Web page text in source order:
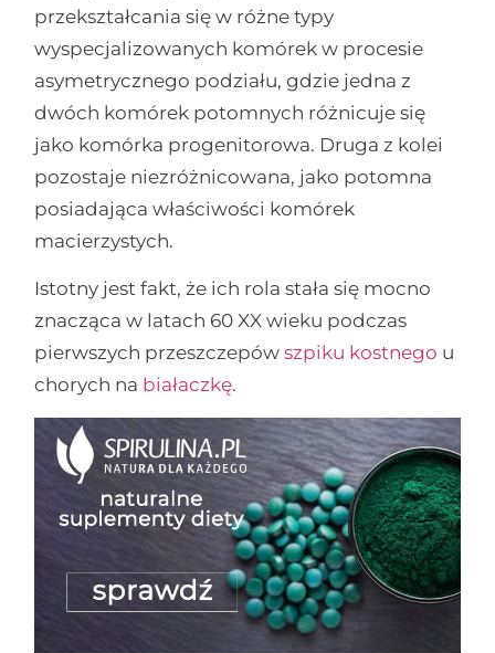
przekształcania się w różne typy
wyspecjalizowanych komórek w procesie
asymetrycznego podziału, gdzie jedna z
dwóch komórek potomnych różnicuje się
jako komórka progenitorowa. Druga z kolei
pozostaje niezróżnicowana, jako potomna
posiadająca właściwości komórek
macierzystych.
Istotny jest fakt, że ich rola stała się mocno
znacząca w latach 60 XX wieku podczas
pierwszych przeszczepówszpiku kostnego u
chorych na białaczkę.